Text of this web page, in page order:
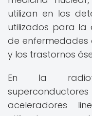
utilizan en los
utilizados para la
de enfermedades
y los trastornos
En la
aceleradores